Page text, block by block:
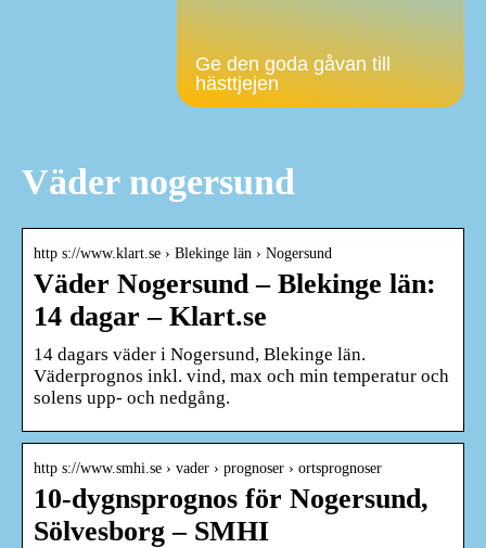
Ge den goda gåvan till
hästtjejen
Väder nogersund
http s://www.klart.se › Blekinge län › Nogersund
Väder Nogersund – Blekinge län:
14 dagar – Klart.se
14 dagars väder i Nogersund, Blekinge län.
Väderprognos inkl. vind, max och min temperatur och
solens upp- och nedgång.
http s://www.smhi.se › vader › prognoser › ortsprognoser
10-dygnsprognos för Nogersund,
Sölvesborg – SMHI